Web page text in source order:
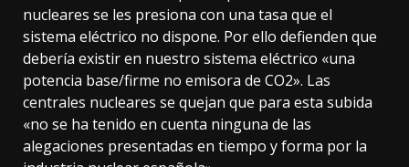
nucleares se les presiona con una tasa que el
sistema eléctrico no dispone. Por ello defienden que
debería existir en nuestro sistema eléctrico «una
potencia base/firme no emisora de CO2». Las
centrales nucleares se quejan que para esta subida
«no se ha tenido en cuenta ninguna de las
alegaciones presentadas en tiempo y forma por la